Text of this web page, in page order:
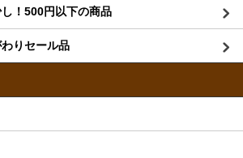
！500円以下の商品
りセール品